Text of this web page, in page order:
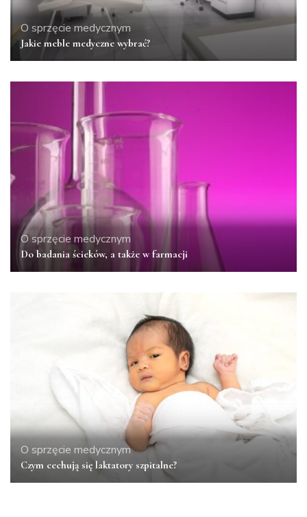
O sprzęcie medycznym
Jakie meble medyczne wybrać?
O sprzęcie medycznym
Do badania ścieków, a także w farmacji
O sprzęcie medycznym
Czym cechują się laktatory szpitalne?